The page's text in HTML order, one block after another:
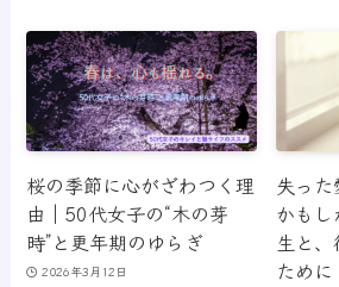
桜の季節に心がざわつく理
由｜50代女子の“木の芽
時”と更年期のゆらぎ
2026年3月12日
失った
かも
生と
ために